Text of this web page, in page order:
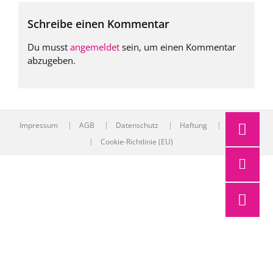
Schreibe einen Kommentar
Du musst angemeldet sein, um einen Kommentar
abzugeben.
Impressum AGB Datenschutz Haftung
Kontakt
Cookie-Richtlinie (EU)